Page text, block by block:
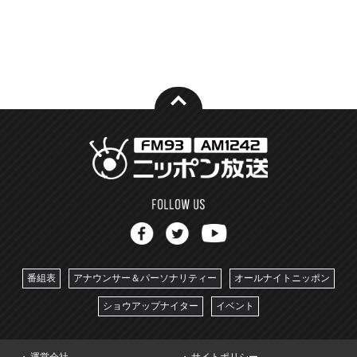
番組表 アナウンサー＆パーソナリティー オールナイトニッポン
ショウアップナイター イベント